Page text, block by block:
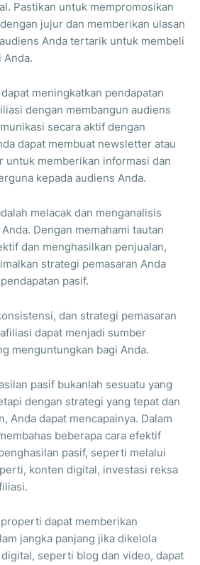
Pastikan untuk mempromosikan
jujur dan memberikan ulasan
Anda tertarik untuk membeli
Anda.
meningkatkan pendapatan
dengan membangun audiens
secara aktif dengan
dapat membuat newsletter atau
untuk memberikan informasi dan
kepada audiens Anda.
melacak dan menganalisis
Dengan memahami tautan
dan menghasilkan penjualan,
strategi pemasaran Anda
pasif.
dan strategi pemasaran
dapat menjadi sumber
menguntungkan bagi Anda.
pasif bukanlah sesuatu yang
dengan strategi yang tepat dan
Anda dapat mencapainya. Dalam
beberapa cara efektif
pasif, seperti melalui
konten digital, investasi reksa
dapat memberikan
jangka panjang jika dikelola
seperti blog dan video, dapat